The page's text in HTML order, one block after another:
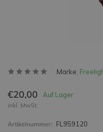
Marke:
€20,00 Auf Lager
inkl. MwSt.
Artikelnummer: FL959120